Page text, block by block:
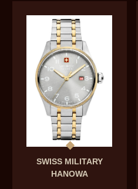
SWISS MILITARY
HANOWA